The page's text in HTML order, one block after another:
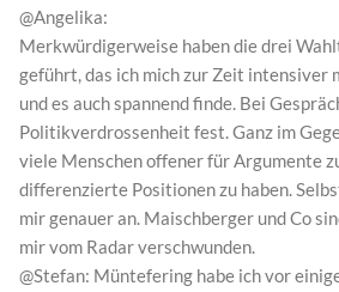
@Angelika:
Merkwürdigerweise haben die drei
geführt, das ich mich zur Zeit intensiver
und es auch spannend finde. Bei
Politikverdrossenheit fest. Ganz im
viele Menschen offener für Argumente
differenzierte Positionen zu haben.
mir genauer an. Maischberger und Co
mir vom Radar verschwunden.
@Stefan: Müntefering habe ich vor